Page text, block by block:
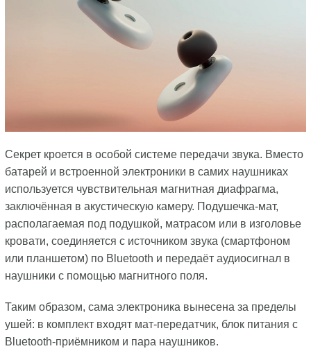
Секрет кроется в особой системе передачи звука. Вместо
батарей и встроенной электроники в самих наушниках
используется чувствительная магнитная диафрагма,
заключённая в акустическую камеру. Подушечка-мат,
располагаемая под подушкой, матрасом или в изголовье
кровати, соединяется с источником звука (смартфоном
или планшетом) по Bluetooth и передаёт аудиосигнал в
наушники с помощью магнитного поля.
Таким образом, сама электроника вынесена за пределы
ушей: в комплект входят мат-передатчик, блок питания с
Bluetooth-приёмником и пара наушников.